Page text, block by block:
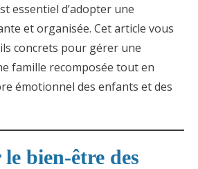
essentiel d’adopter une
et organisée. Cet article vous
concrets pour gérer une
famille recomposée tout en
émotionnel des enfants et des
bien-être des